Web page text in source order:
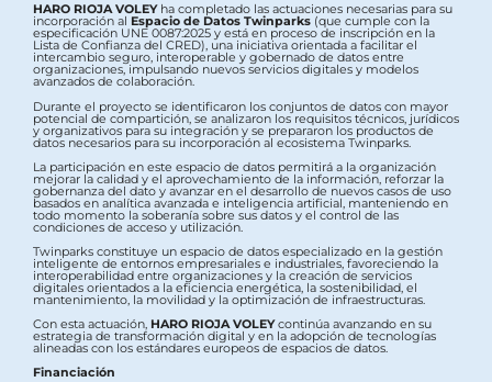
HARO RIOJA VOLEYha completado las actuaciones necesarias para su
incorporación al Espacio de Datos Twinparks (que cumple con la
especificación UNE 0087:2025 y está en proceso de inscripción en la
Lista de Confianza del CRED), una iniciativa orientada a facilitar el
intercambio seguro, interoperable y gobernado de datos entre
organizaciones, impulsando nuevos servicios digitales y modelos
avanzados de colaboración.
Durante el proyecto se identificaron los conjuntos de datos con mayor
potencial de compartición, se analizaron los requisitos técnicos, jurídicos
y organizativos para su integración y se prepararon los productos de
datos necesarios para su incorporación al ecosistema Twinparks.
La participación en este espacio de datos permitirá a la organización
mejorar la calidad y el aprovechamiento de la información, reforzar la
gobernanza del dato y avanzar en el desarrollo de nuevos casos de uso
basados en analítica avanzada e inteligencia artificial, manteniendo en
todo momento la soberanía sobre sus datos y el control de las
condiciones de acceso y utilización.
Twinparks constituye un espacio de datos especializado en la gestión
inteligente de entornos empresariales e industriales, favoreciendo la
interoperabilidad entre organizaciones y la creación de servicios
digitales orientados a la eficiencia energética, la sostenibilidad, el
mantenimiento, la movilidad y la optimización de infraestructuras.
Con esta actuación, HARO RIOJA VOLEYcontinúa avanzando en su
estrategia de transformación digital y en la adopción de tecnologías
alineadas con los estándares europeos de espacios de datos.
Financiación